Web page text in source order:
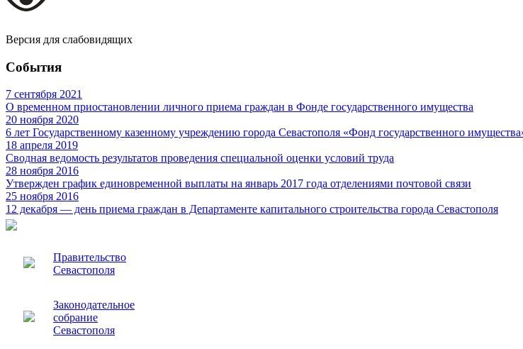
Версия для слабовидящих
События
7 сентября 2021
О временном приостановлении личного приема граждан в Фонде государственного имущества
20 ноября 2020
6 лет Государственному казенному учреждению города Севастополя «Фонд государственного
18 апреля 2019
Сводная ведомость результатов проведения специальной оценки условий труда
28 ноября 2016
Утвержден график единовременной выплаты на январь 2017 года отделениями почтовой связи
25 ноября 2016
12 декабря — день приема граждан в Департаменте капитального строительства города Севастополя
Правительство
Севастополя
Законодательное
собрание
Севастополя